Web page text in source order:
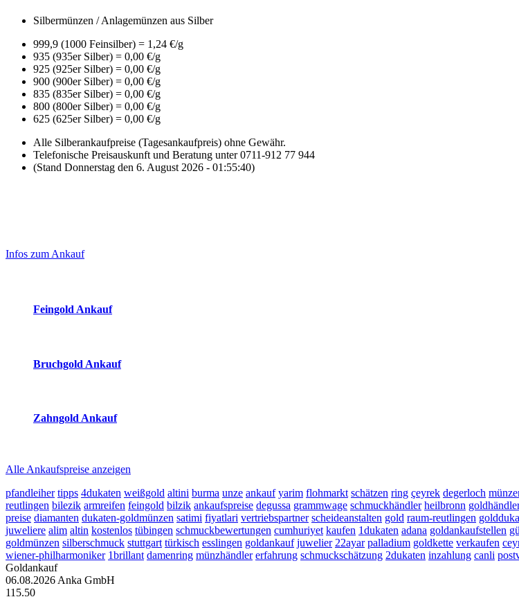
Silbermünzen / Anlagemünzen aus Silber
999,9 (1000 Feinsilber) = 1,24 €/g
935 (935er Silber) = 0,00 €/g
925 (925er Silber) = 0,00 €/g
900 (900er Silber) = 0,00 €/g
835 (835er Silber) = 0,00 €/g
800 (800er Silber) = 0,00 €/g
625 (625er Silber) = 0,00 €/g
Alle Silberankaufpreise (Tagesankaufpreis) ohne Gewähr.
Telefonische Preisauskunft und Beratung unter 0711-912 77 944
(Stand Donnerstag den 6. August 2026 - 01:55:40)
Sidebar
Infos zum Ankauf
Feingold Ankauf
Bruchgold Ankauf
Zahngold Ankauf
Alle Ankaufspreise anzeigen
pfandleiher tipps 4dukaten weißgold altini burma unze ankauf yarim flohmarkt schätzen ring çeyrek degerloch
reutlingen bilezik armreifen feingold bilzik ankaufspreise degussa grammwage schmuckhändler heilbronn
preise diamanten dukaten-goldmünzen satimi fiyatlari vertriebspartner scheideanstalten gold raum-reutlingen
juweliere alim altin kostenlos tübingen schmuckbewertungen cumhuriyet kaufen 1dukaten adana goldankaufstellen
goldmünzen silberschmuck stuttgart türkisch esslingen goldankauf juwelier 22ayar palladium goldkette verkaufen
wiener-philharmoniker 1brillant damenring münzhändler erfahrung schmuckschätzung 2dukaten inzahlung canli
Goldankauf
06.08.2026 Anka GmbH
115.50